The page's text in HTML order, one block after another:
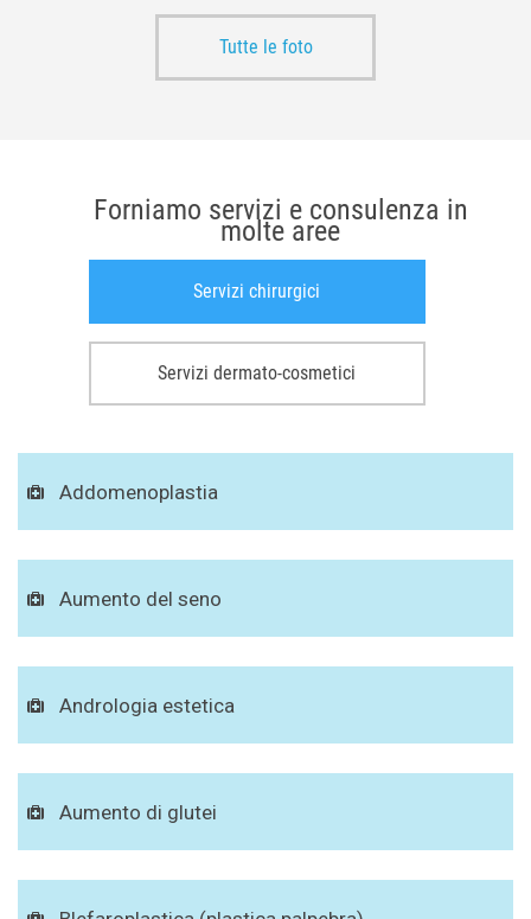
Tutte le foto
Forniamo servizi e consulenza in
molte aree
Servizi chirurgici
Servizi dermato-cosmetici
Addomenoplastia
Aumento del seno
Andrologia estetica
Aumento di glutei